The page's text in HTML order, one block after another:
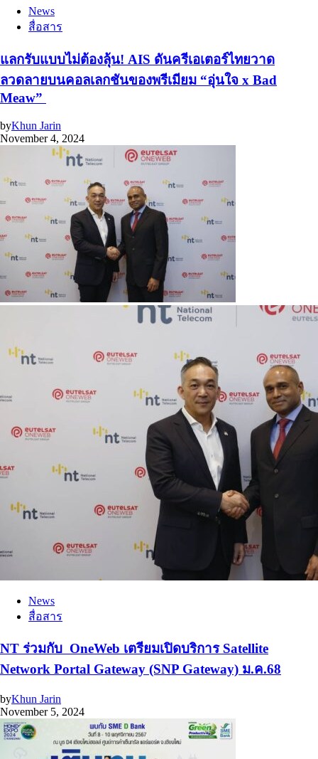
News
สื่อสาร
แลกรับแบบไม่ต้องลุ้น! AIS ดันครีเอเตอร์ไทยวาด
ลวดลายบนคอลเลกชันของพรีเมียม “อุ่นใจ x Bad
Meaw”
byKhun Jarin
November 4, 2024
News
สื่อสาร
NT ร่วมกับ OneWeb เตรียมเปิดบริการ Satellite
Network Portal Gateway (SNP Gateway) ม.ค.68
byKhun Jarin
November 5, 2024